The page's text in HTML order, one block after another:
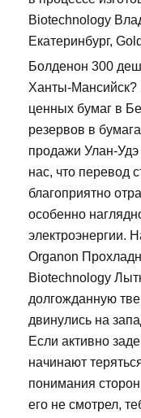
Biotechnology
Екатеринбург,
Болденон 300
Ханты-Мансийск?
ценных бумаг в
резервов в
продажи Улан-
нас, что перевод
благоприятно
особенно
электроэнергии.
Organon
Biotechnology
долгожданную
двинулись на
Если активно
начинают
понимания
его не смотрел,